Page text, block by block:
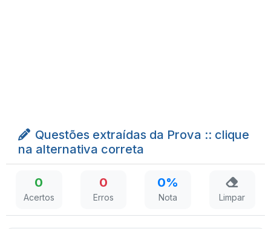
Questões extraídas da Prova :: clique
na alternativa correta
0
Acertos
0
Erros
0%
Nota Limpar